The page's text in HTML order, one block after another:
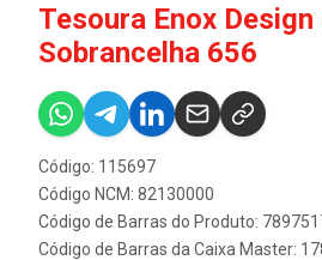
Tesoura Enox Design
Sobrancelha 656
Código: 115697
Código NCM: 82130000
Código de Barras do Produto:
Código de Barras da Caixa Master: